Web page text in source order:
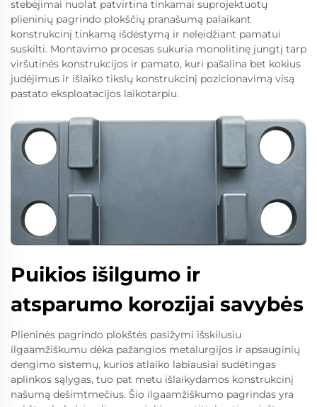
stebėjimai nuolat patvirtina tinkamai suprojektuotų
plieninių pagrindo plokščių pranašumą palaikant
konstrukcinį tinkamą išdėstymą ir neleidžiant pamatui
suskilti. Montavimo procesas sukuria monolitinę jungtį tarp
viršutinės konstrukcijos ir pamato, kuri pašalina bet kokius
judėjimus ir išlaiko tikslų konstrukcinį pozicionavimą visą
pastato eksploatacijos laikotarpiu.
Puikios išilgumo ir
atsparumo korozijai savybės
Plieninės pagrindo plokštės pasižymi išskilusiu
ilgaamžiškumu dėka pažangios metalurgijos ir apsauginių
dengimo sistemų, kurios atlaiko labiausiai sudėtingas
aplinkos sąlygas, tuo pat metu išlaikydamos konstrukcinį
našumą dešimtmečius. Šio ilgaamžiškumo pagrindas yra